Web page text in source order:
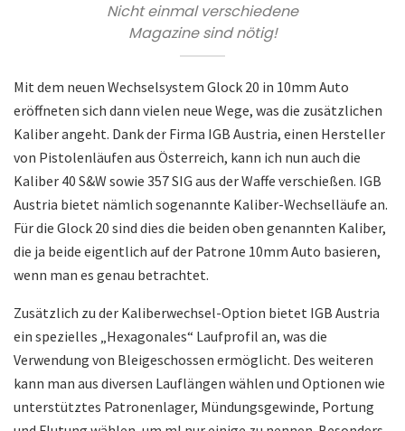
Nicht einmal verschiedene
Magazine sind nötig!
Mit dem neuen Wechselsystem Glock 20 in 10mm Auto
eröffneten sich dann vielen neue Wege, was die zusätzlichen
Kaliber angeht. Dank der Firma IGB Austria, einen Hersteller
von Pistolenläufen aus Österreich, kann ich nun auch die
Kaliber 40 S&W sowie 357 SIG aus der Waffe verschießen. IGB
Austria bietet nämlich sogenannte Kaliber-Wechselläufe an.
Für die Glock 20 sind dies die beiden oben genannten Kaliber,
die ja beide eigentlich auf der Patrone 10mm Auto basieren,
wenn man es genau betrachtet.
Zusätzlich zu der Kaliberwechsel-Option bietet IGB Austria
ein spezielles „Hexagonales“ Laufprofil an, was die
Verwendung von Bleigeschossen ermöglicht. Des weiteren
kann man aus diversen Lauflängen wählen und Optionen wie
unterstütztes Patronenlager, Mündungsgewinde, Portung